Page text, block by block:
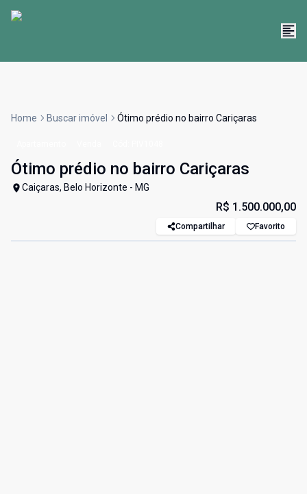
Home Buscar imóvel Ótimo prédio no bairro Cariçaras
Ótimo prédio no bairro Cariçaras
Caiçaras, Belo Horizonte - MG
R$ 1.500.000,00
Compartilhar Favorito